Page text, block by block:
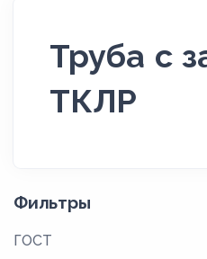
Труба с
ТКЛР
Фильтры
ГОСТ